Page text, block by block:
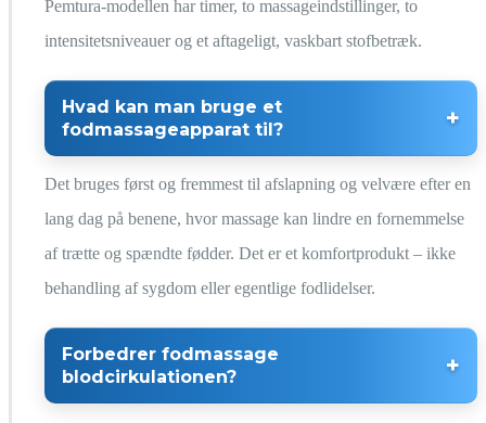
Pemtura-modellen har timer, to massageindstillinger, to
intensitetsniveauer og et aftageligt, vaskbart stofbetræk.
Hvad kan man bruge et
fodmassageapparat til?
Det bruges først og fremmest til afslapning og velvære efter en
lang dag på benene, hvor massage kan lindre en fornemmelse
af trætte og spændte fødder. Det er et komfortprodukt – ikke
behandling af sygdom eller egentlige fodlidelser.
Forbedrer fodmassage
blodcirkulationen?